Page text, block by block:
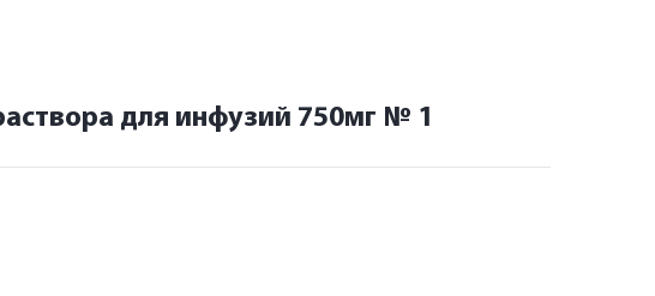
для инфузий 750мг № 1